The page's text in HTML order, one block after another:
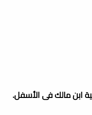
ابن مالك فى الأسفل.